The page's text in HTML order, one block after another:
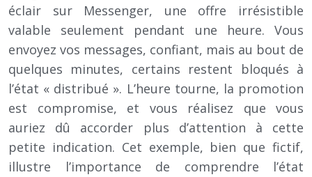
éclair sur Messenger, une offre irrésistible
valable seulement pendant une heure. Vous
envoyez vos messages, confiant, mais au bout de
quelques minutes, certains restent bloqués à
l’état « distribué ». L’heure tourne, la promotion
est compromise, et vous réalisez que vous
auriez dû accorder plus d’attention à cette
petite indication. Cet exemple, bien que fictif,
illustre l’importance de comprendre l’état